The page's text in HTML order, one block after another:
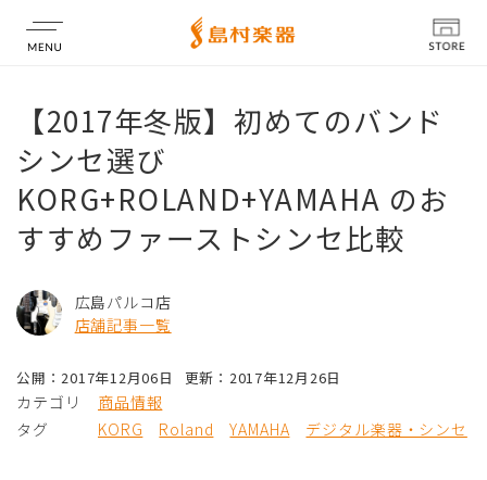
店舗情報
【2017年冬版】初めてのバンド
シンセ選び
KORG+ROLAND+YAMAHA のお
すすめファーストシンセ比較
広島パルコ店
店舗記事一覧
公開：2017年12月06日 更新：2017年12月26日
カテゴリ
商品情報
タグ
KORG Roland YAMAHA デジタル楽器・シンセ